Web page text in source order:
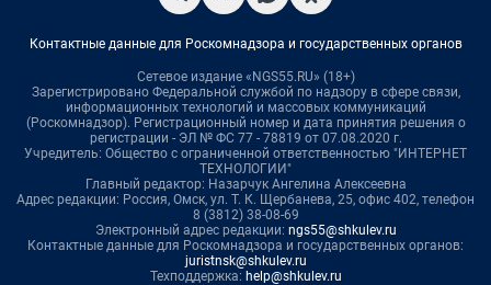
Контактные данные для Роскомнадзора и государственных органов
Сетевое издание «NGS55.RU» (18+)
Зарегистрировано Федеральной службой по надзору в сфере связи,
информационных технологий и массовых коммуникаций
(Роскомнадзор). Регистрационный номер и дата принятия решения о
регистрации - ЭЛ № ФС 77 - 78819 от 07.08.2020 г.
Учредитель: Общество с ограниченной ответственностью "ИНТЕРНЕТ
ТЕХНОЛОГИИ"
Главный редактор: Назарчук Ангелина Алексеевна
Адрес редакции: Россия, Омск, ул. Т. К. Щербанева, 25, офис 402, телефон
8 (3812) 38-08-69
Электронный адрес редакции: ngs55@shkulev.ru
Контактные данные для Роскомнадзора и государственных органов:
juristnsk@shkulev.ru
Техподдержка: help@shkulev.ru